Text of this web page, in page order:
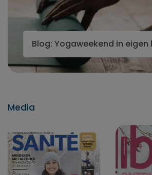
Blog: Yogaweekend in eigen
Media